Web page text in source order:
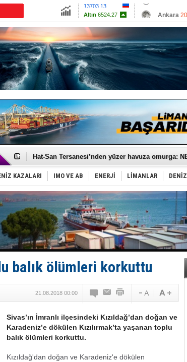
Euro55.0617 Antalya
Muğla 20
Çanakkale
Türk Loydu’na Süveyş tonaj yetkisi
Hat-San Tersanesi’nden yüzer havuza omurga:
Med Marine’e yeni Römorkör!
KOSDER’den Karadeniz için ‘Çağrı’!
Kalyoncu’dan ‘Sefer’ kararı!
Tekne, su aldı: 100 yolcu, tahliye edildi
Bacasında yangın çıkan Tanker, demirletildi
Dışişleri Bakanlığı'ndan açıklama: "Takipteyiz"
Depo ve tekneler, alevlere teslim oldu
Kruvaziyer Şirketleri işte buralara ‘Yatırım’
SES Yachts’tan EPOQ 36!
Kargıcak Koyu’nda tekne yangını!
Denizlerin dibinde 8 bin 500 gemi petrol
İstanbul: Gemide yangın çıktı!
KAZALARI IMO VE AB ENERJİ LİMANLAR
balık ölümleri korkuttu
21.08.2018 00:00
Sivas’ın İmranlı ilçesindeki Kızıldağ’dan doğan ve
Karadeniz’e dökülen Kızılırmak’ta yaşanan toplu
balık ölümleri korkuttu.
Kızıldağ'dan doğan ve Karadeniz'e dökülen